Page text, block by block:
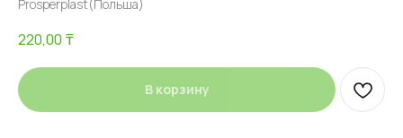
Prosperplast(Польша)
220,00 ₸
В корзину